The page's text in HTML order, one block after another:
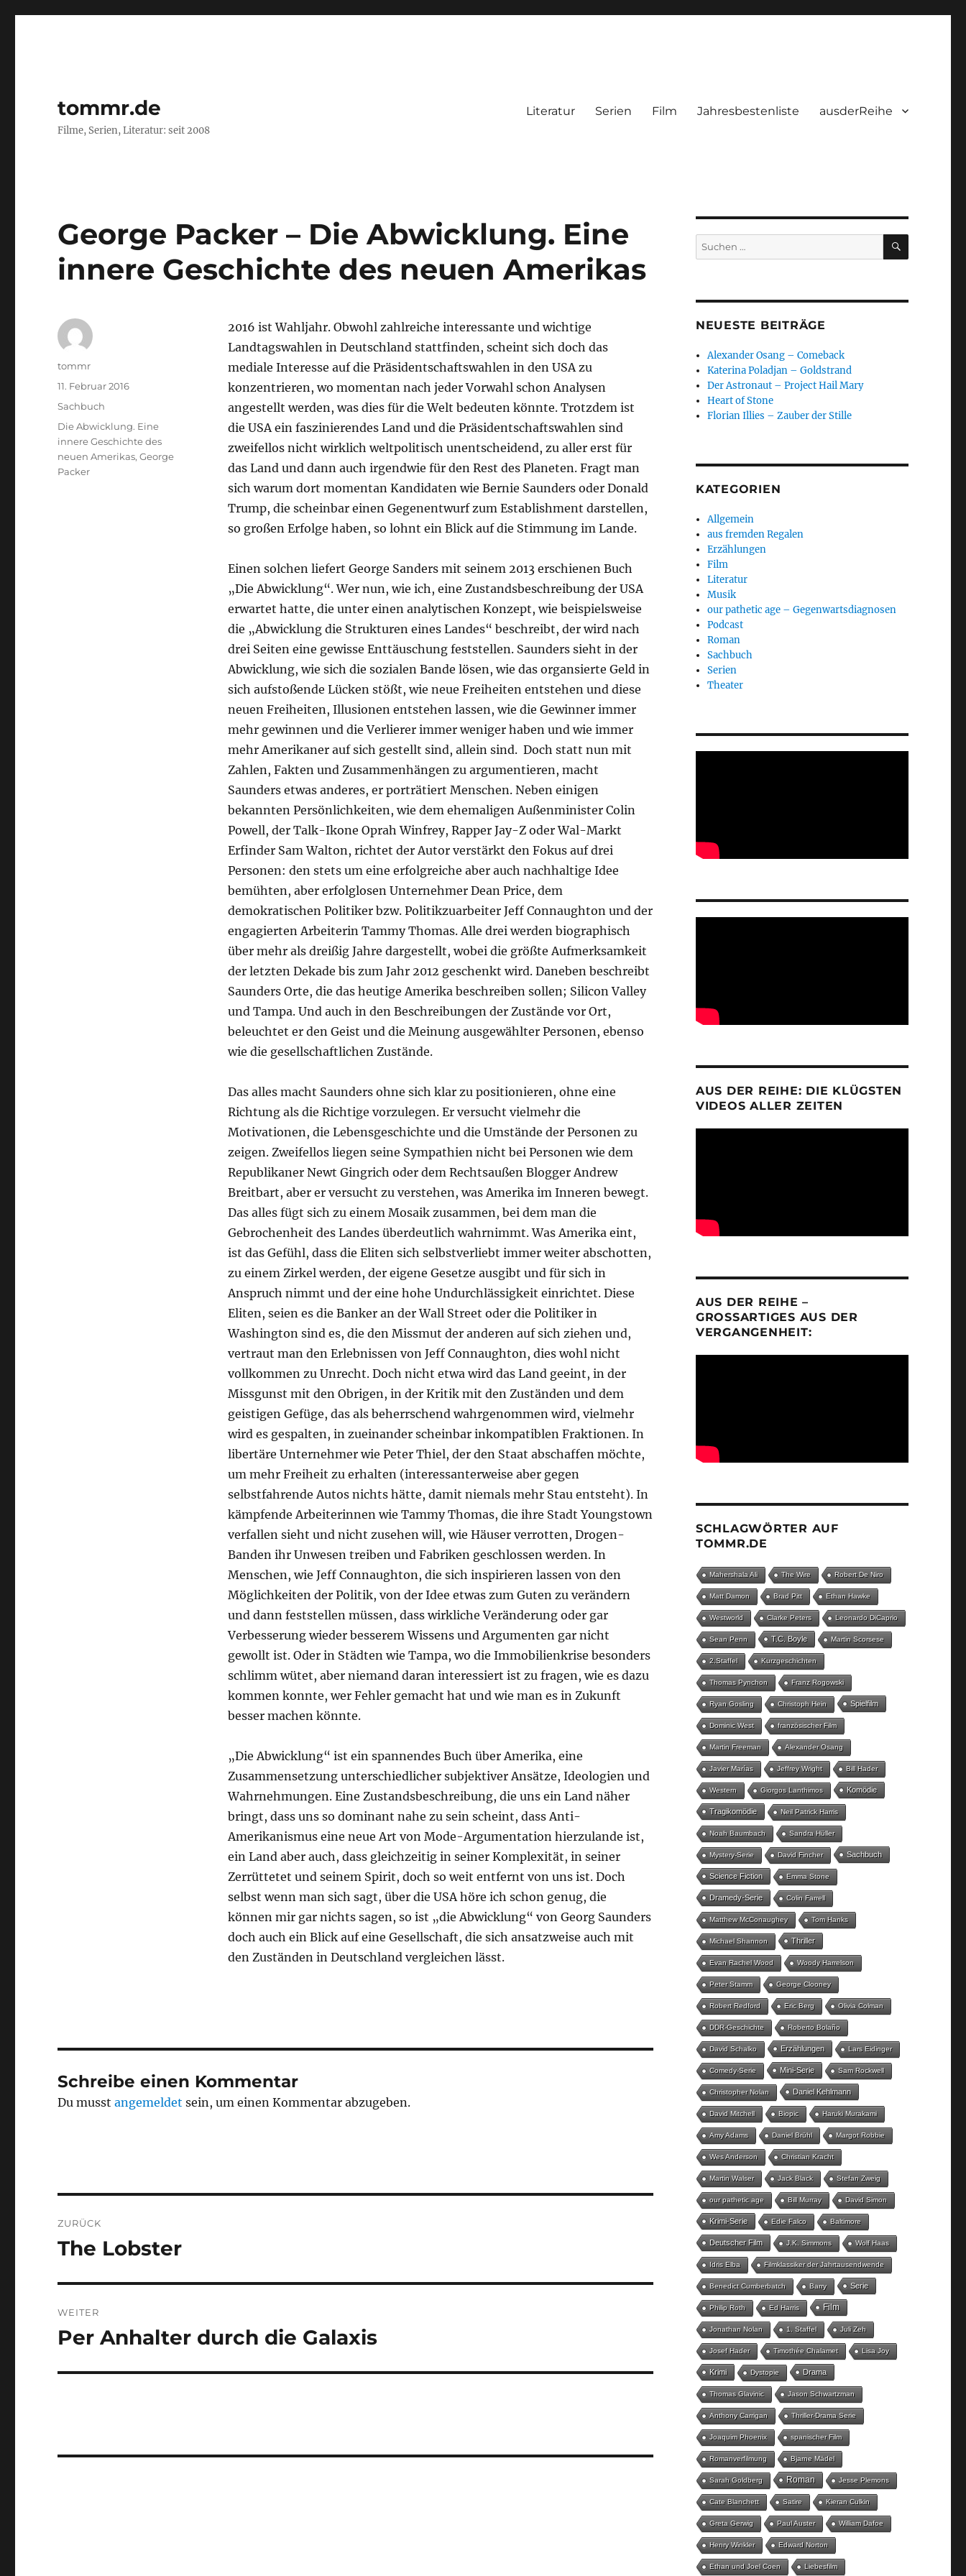
tommr.de
Filme, Serien, Literatur: seit 2008
Literatur Serien Film Jahresbestenliste ausderReihe
George Packer – Die Abwicklung. Eine
innere Geschichte des neuen Amerikas
2016 ist Wahljahr. Obwohl zahlreiche interessante und wichtige
Landtagswahlen in Deutschland stattfinden, scheint sich doch das
mediale Interesse auf die Präsidentschaftswahlen in den USA zu
konzentrieren, wo momentan nach jeder Vorwahl schon Analysen
angestellt werden, was dies für die Welt bedeuten könnte. Trotzdem ist
die USA ein faszinierendes Land und die Präsidentschaftswahlen sind
zweifellos nicht wirklich weltpolitisch unentscheidend, zu aller erst für
das Land und dann auch irgendwie für den Rest des Planeten. Fragt man
sich warum dort momentan Kandidaten wie Bernie Saunders oder Donald
Trump, die scheinbar einen Gegenentwurf zum Establishment darstellen,
so großen Erfolge haben, so lohnt ein Blick auf die Stimmung im Lande.
Einen solchen liefert George Sanders mit seinem 2013 erschienen Buch
„Die Abwicklung“. Wer nun, wie ich, eine Zustandsbeschreibung der USA
erwartet hatte, die unter einen analytischen Konzept, wie beispielsweise
die „Abwicklung die Strukturen eines Landes“ beschreibt, der wird nach
drei Seiten eine gewisse Enttäuschung feststellen. Saunders sieht in der
Abwicklung, wie sich die sozialen Bande lösen, wie das organsierte Geld in
sich aufstoßende Lücken stößt, wie neue Freiheiten entstehen und diese
neuen Freiheiten, Illusionen entstehen lassen, wie die Gewinner immer
mehr gewinnen und die Verlierer immer weniger haben und wie immer
mehr Amerikaner auf sich gestellt sind, allein sind. Doch statt nun mit
Zahlen, Fakten und Zusammenhängen zu argumentieren, macht
Saunders etwas anderes, er porträtiert Menschen. Neben einigen
bekannten Persönlichkeiten, wie dem ehemaligen Außenminister Colin
Powell, der Talk-Ikone Oprah Winfrey, Rapper Jay-Z oder Wal-Markt
Erfinder Sam Walton, richtet der Autor verstärkt den Fokus auf drei
Personen: den stets um eine erfolgreiche aber auch nachhaltige Idee
bemühten, aber erfolglosen Unternehmer Dean Price, dem
demokratischen Politiker bzw. Politikzuarbeiter Jeff Connaughton und der
engagierten Arbeiterin Tammy Thomas. Alle drei werden biographisch
über mehr als dreißig Jahre dargestellt, wobei die größte Aufmerksamkeit
der letzten Dekade bis zum Jahr 2012 geschenkt wird. Daneben beschreibt
Saunders Orte, die das heutige Amerika beschreiben sollen; Silicon Valley
und Tampa. Und auch in den Beschreibungen der Zustände vor Ort,
beleuchtet er den Geist und die Meinung ausgewählter Personen, ebenso
wie die gesellschaftlichen Zustände.
Das alles macht Saunders ohne sich klar zu positionieren, ohne eine
Richtung als die Richtige vorzulegen. Er versucht vielmehr die
Motivationen, die Lebensgeschichte und die Umstände der Personen zu
zeigen. Zweifellos liegen seine Sympathien nicht bei Personen wie dem
Republikaner Newt Gingrich oder dem Rechtsaußen Blogger Andrew
Breitbart, aber er versucht zu verstehen, was Amerika im Inneren bewegt.
Das alles fügt sich zu einem Mosaik zusammen, bei dem man die
Gebrochenheit des Landes überdeutlich wahrnimmt. Was Amerika eint,
ist das Gefühl, dass die Eliten sich selbstverliebt immer weiter abschotten,
zu einem Zirkel werden, der eigene Gesetze ausgibt und für sich in
Anspruch nimmt und der eine hohe Undurchlässigkeit einrichtet. Diese
Eliten, seien es die Banker an der Wall Street oder die Politiker in
Washington sind es, die den Missmut der anderen auf sich ziehen und,
vertraut man den Erlebnissen von Jeff Connaughton, dies wohl nicht
vollkommen zu Unrecht. Doch nicht etwa wird das Land geeint, in der
Missgunst mit den Obrigen, in der Kritik mit den Zuständen und dem
geistigen Gefüge, das als beherrschend wahrgenommen wird, vielmehr
wird es gespalten, in zueinander scheinbar inkompatiblen Fraktionen. In
libertäre Unternehmer wie Peter Thiel, der den Staat abschaffen möchte,
um mehr Freiheit zu erhalten (interessanterweise aber gegen
selbstfahrende Autos nichts hätte, damit niemals mehr Stau entsteht). In
kämpfende Arbeiterinnen wie Tammy Thomas, die ihre Stadt Youngstown
verfallen sieht und nicht zusehen will, wie Häuser verrotten, Drogen-
Banden ihr Unwesen treiben und Fabriken geschlossen werden. In
Menschen, wie Jeff Connaughton, die sich inspirieren lassen von den
Möglichkeiten der Politik, von der Idee etwas zum Guten zu verändern
und dann feststellen müssen, dass wirkliche Veränderung oder gar
Verbesserung wieder besserem Wissens und Argumenten gar nicht
gewollt ist. Oder in Städten wie Tampa, wo die Immobilienkrise besonders
schlimm wütet, aber niemand daran interessiert ist zu fragen, wie es dazu
kommen konnte, wer Fehler gemacht hat und wie man es in Zukunft
besser machen könnte.
„Die Abwicklung“ ist ein spannendes Buch über Amerika, eine
Zusammensetzung unterschiedlicher subjektiver Ansätze, Ideologien und
Wahrnehmungen. Eine Zustandsbeschreibung, die uns ein Land näher
bringt, dass uns so dominant nahe zu sein scheint, dass Anti-
Amerikanismus eine neue Art von Mode-Argumentation hierzulande ist,
ein Land aber auch, dass gleichzeitig in seiner Komplexität, in seiner
Zerrüttetet und seinem Spirit, doch so weit entfernt von uns ist. Doch
selbst wenn man sich sagt, über die USA höre ich schon genug, die
können mir gar nichts sagen, so ist „die Abwicklung“ von Georg Saunders
doch auch ein Blick auf eine Gesellschaft, die sich ansatzweise auch mit
den Zuständen in Deutschland vergleichen lässt.
Autor
tommr
Veröffentlicht
11. Februar 2016
Kategorien
Sachbuch
Schlagwörter
Die Abwicklung. Eine
innere Geschichte des
neuen Amerikas,George
Packer
Schreibe einen Kommentar
Du musstangemeldet sein, um einen Kommentar abzugeben.
ZURÜCK
Vorheriger
The Lobster
WEITER
Nächster
Per Anhalter durch die Galaxis
Suchen
nach:
SUCHEN
NEUESTE BEITRÄGE
Alexander Osang – Comeback
Katerina Poladjan – Goldstrand
Der Astronaut – Project Hail Mary
Heart of Stone
Florian Illies – Zauber der Stille
KATEGORIEN
Allgemein
aus fremden Regalen
Erzählungen
Film
Literatur
Musik
our pathetic age – Gegenwartsdiagnosen
Podcast
Roman
Sachbuch
Serien
Theater
AUS DER REIHE: DIE KLÜGSTEN
VIDEOS ALLER ZEITEN
AUS DER REIHE –
GROSSARTIGES AUS DER V
ERGANGENHEIT:
SCHLAGWÖRTER AUF
TOMMR.DE
Mahershala Ali The Wire Robert De Niro
Matt Damon Brad Pitt Ethan Hawke
Westworld Clarke Peters Leonardo DiCaprio
Sean Penn T.C. Boyle Martin Scorsese
2.Staffel Kurzgeschichten
Thomas Pynchon Franz Rogowski
Ryan Gosling Christoph Hein Spielfilm
Dominic West französischer Film
Martin Freeman Alexander Osang
Javier Marías Jeffrey Wright Bill Hader
Western Giorgos Lanthimos Komödie
Tragikomödie Neil Patrick Harris
Noah Baumbach Sandra Hüller
Mystery-Serie David Fincher Sachbuch
Science Fiction Emma Stone
Dramedy-Serie Colin Farrell
Matthew McConaughey Tom Hanks
Michael Shannon Thriller
Evan Rachel Wood Woody Harrelson
Peter Stamm George Clooney
Robert Redford Eric Berg Olivia Colman
DDR-Geschichte Roberto Bolaño
David Schalko Erzählungen Lars Eidinger
Comedy-Serie Mini-Serie Sam Rockwell
Christopher Nolan Daniel Kehlmann
David Mitchell Biopic Haruki Murakami
Amy Adams Daniel Brühl Margot Robbie
Wes Anderson Christian Kracht
Martin Walser Jack Black Stefan Zweig
our pathetic age Bill Murray David Simon
Krimi-Serie Edie Falco Baltimore
Deutscher Film J.K. Simmons Wolf Haas
Idris Elba Filmklassiker der Jahrtausendwende
Benedict Cumberbatch Barry Serie
Philip Roth Ed Harris Film
Jonathan Nolan 1. Staffel Juli Zeh
Josef Hader Timothée Chalamet Lisa Joy
Krimi Dystopie Drama
Thomas Glavinic Jason Schwartzman
Anthony Carrigan Thriller-Drama Serie
Joaquim Phoenix spanischer Film
Romanverfilmung Bjarne Mädel
Sarah Goldberg Roman Jesse Plemons
Cate Blanchett Satire Kieran Culkin
Greta Gerwig Paul Auster William Dafoe
Henry Winkler Edward Norton
Ethan und Joel Coen Liebesfilm